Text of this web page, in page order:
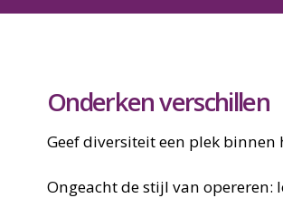
Onderken verschillen
Geef diversiteit een plek binnen
Ongeacht de stijl van opereren: